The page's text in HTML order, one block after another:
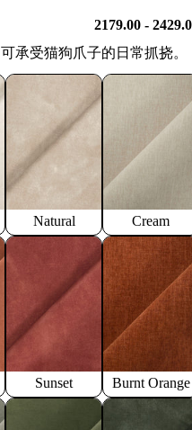
2179.00 -
承受猫狗爪子的日常抓挠。
Natural Cream
Sunset Burnt Orange